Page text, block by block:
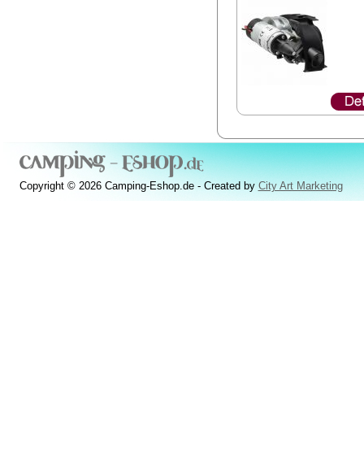
Copyright © 2026 Camping-Eshop.de - Created by City Art Marketing